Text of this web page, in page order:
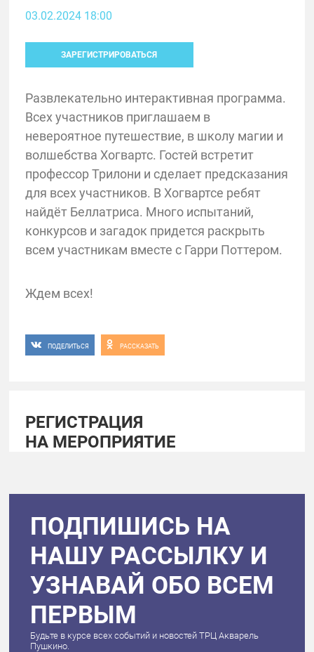
03.02.2024 18:00
ЗАРЕГИСТРИРОВАТЬСЯ
Развлекательно интерактивная программа.
Всех участников приглашаем в
невероятное путешествие, в школу магии и
волшебства Хогвартс. Гостей встретит
профессор Трилони и сделает предсказания
для всех участников. В Хогвартсе ребят
найдёт Беллатриса. Много испытаний,
конкурсов и загадок придется раскрыть
всем участникам вместе с Гарри Поттером.
Ждем всех!
ПОДЕЛИТЬСЯ РАССКАЗАТЬ
РЕГИСТРАЦИЯ
НА МЕРОПРИЯТИЕ
ПОДПИШИСЬ НА
НАШУ РАССЫЛКУ И
УЗНАВАЙ ОБО ВСЕМ
ПЕРВЫМ
Будьте в курсе всех событий и новостей ТРЦ Акварель
Пушкино.